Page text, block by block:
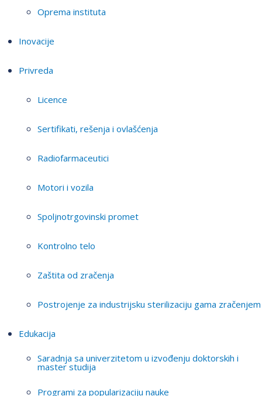
Oprema instituta
Inovacije
Privreda
Licence
Sertifikati, rešenja i ovlašćenja
Radiofarmaceutici
Motori i vozila
Spoljnotrgovinski promet
Kontrolno telo
Zaštita od zračenja
Postrojenje za industrijsku sterilizaciju gama zračenjem
Edukacija
Saradnja sa univerzitetom u izvođenju doktorskih i
master studija
Programi za popularizaciju nauke